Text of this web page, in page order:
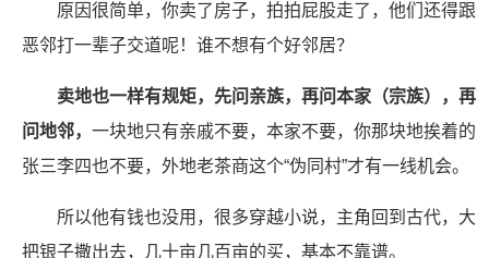
原因很简单，你卖了房子，拍拍屁股走了，他们还得跟
恶邻打一辈子交道呢！谁不想有个好邻居？
卖地也一样有规矩，先问亲族，再问本家（宗族），再
问地邻， 一块地只有亲戚不要，本家不要，你那块地挨着的
张三李四也不要，外地老茶商这个“伪同村”才有一线机会。
所以他有钱也没用，很多穿越小说，主角回到古代，大
把银子撒出去，几十亩几百亩的买，基本不靠谱。